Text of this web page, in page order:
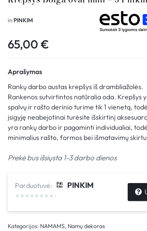
in PINKIM
65,00 €
Aprašymas
Rankų darbo austas krepšys iš drambliažolės.
Rankenos sutvirtintos natūralia oda. Krepšys
spalvų ir rašto derinio turime tik 1 vienetą,
įsigyję neabejotinai turėsite išskirtinį
yra rankų darbo ir pagaminti individualiai,
minimalius rašto, formos bei išmatavimų
Prekė bus išsiųsta 1-3 darbo dienos
Parduotuvė: PINKIM
Kategorijos: NAMAMS, Namų dekoras